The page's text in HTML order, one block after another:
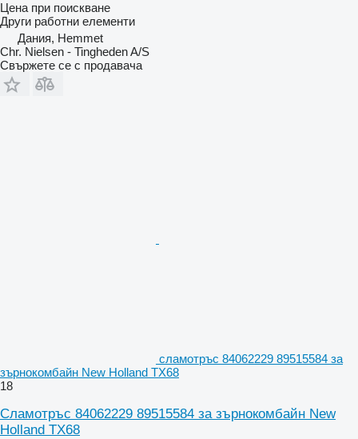
Цена при поискване
Други работни елементи
Дания, Hemmet
Chr. Nielsen - Tingheden A/S
Свържете се с продавача
сламотръс 84062229 89515584 за
зърнокомбайн New Holland TX68
18
Сламотръс 84062229 89515584 за зърнокомбайн New
Holland TX68